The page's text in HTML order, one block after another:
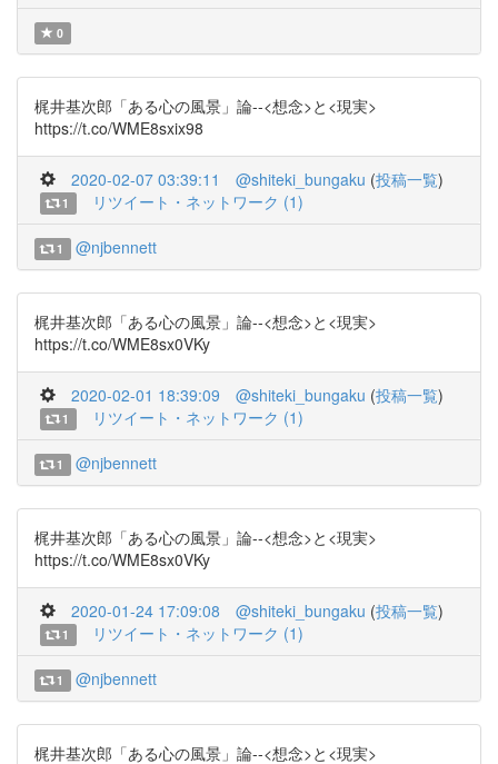
0
梶井基次郎「ある心の風景」論--<想念>と<現実>
https://t.co/WME8sxix98
2020-02-07 03:39:11 @shiteki_bungaku (投稿一覧)
1 リツイート・ネットワーク (1)
1 @njbennett
梶井基次郎「ある心の風景」論--<想念>と<現実>
https://t.co/WME8sx0VKy
2020-02-01 18:39:09 @shiteki_bungaku (投稿一覧)
1 リツイート・ネットワーク (1)
1 @njbennett
梶井基次郎「ある心の風景」論--<想念>と<現実>
https://t.co/WME8sx0VKy
2020-01-24 17:09:08 @shiteki_bungaku (投稿一覧)
1 リツイート・ネットワーク (1)
1 @njbennett
梶井基次郎「ある心の風景」論--<想念>と<現実>